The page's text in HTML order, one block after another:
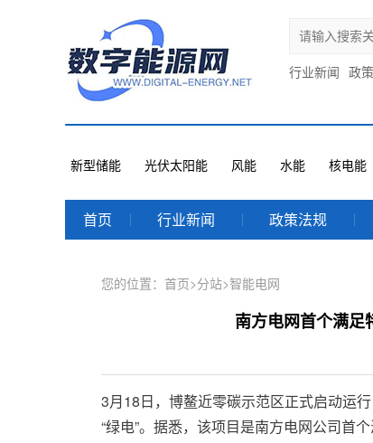
行业新闻 政
新型储能 光伏太阳能 风能 水能 核电能
首页 行业新闻 政策法规
您的位置： 首页>分站>智能电网
南方电网首个满足
3月18日，博鳌近零碳示范区正式启动运
“绿电”。据悉，该项目是南方电网公司首